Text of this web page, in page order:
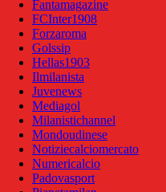
Fantamagazine
FCInter1908
Forzaroma
Golssip
Hellas1903
Ilmilanista
Juvenews
Mediagol
Milanistichannel
Mondoudinese
Notiziecalciomercato
Numericalcio
Padovasport